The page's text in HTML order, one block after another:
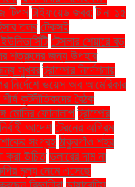
টিপস টাইফয়েড জ্বর: টানা ১৫
তলব টেকসই
টেসলার শেয়ারে বড়
শত্রুদের জন্য উপহার
সুখবর ট্রাম্পের নির্দেশনায়
নির্দেশে ভয়েস অব আমেরিকার
কূটনীতিকদের বৈঠক
মোদির ফোনালাপ ট্রাম্পের
আদেশ ট্রেনের অগ্রিম
সংগ্রহ ঠাকুরগাঁও শহর
করা উচিত ডলারের দাম না
মূল্য নেমে এসেছে